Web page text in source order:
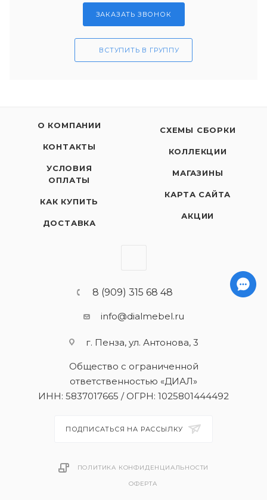
ЗАКАЗАТЬ ЗВОНОК
ВСТУПИТЬ В ГРУППУ
О КОМПАНИИ
КОНТАКТЫ
УСЛОВИЯ
ОПЛАТЫ
КАК КУПИТЬ
ДОСТАВКА
СХЕМЫ СБОРКИ
КОЛЛЕКЦИИ
МАГАЗИНЫ
КАРТА САЙТА
АКЦИИ
8 (909) 315 68 48
info@dialmebel.ru
г. Пенза, ул. Антонова, 3
Общество с ограниченной
ответственностью «ДИАЛ»
ИНН: 5837017665 / ОГРН: 1025801444492
ПОДПИСАТЬСЯ НА РАССЫЛКУ
ПОЛИТИКА КОНФИДЕНЦИАЛЬНОСТИ
ОФЕРТА